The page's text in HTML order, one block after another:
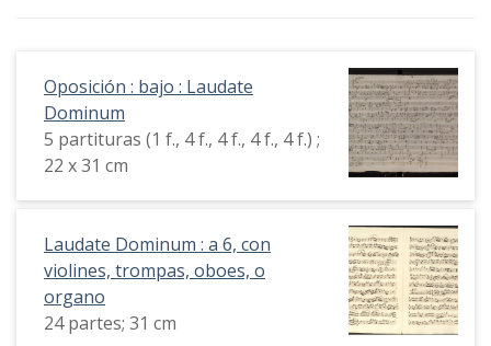
Oposición : bajo : Laudate
Dominum
5 partituras (1 f., 4 f., 4 f., 4 f., 4 f.) ;
22 x 31 cm
Laudate Dominum : a 6, con
violines, trompas, oboes, o
organo
24 partes; 31 cm